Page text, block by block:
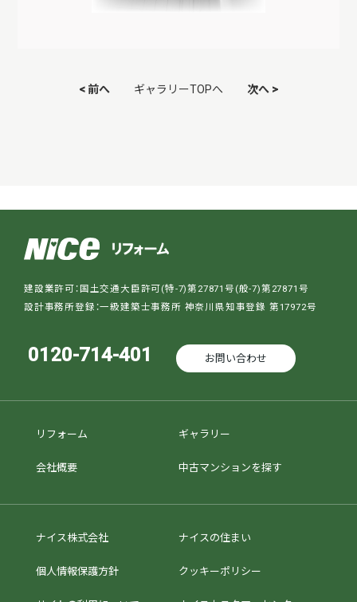
< 前へ ギャラリーTOPへ 次へ >
建設業許可：国土交通大臣許可(特-7)第27871号(般-7)第27871号
設計事務所登録：一級建築士事務所 神奈川県知事登錄 第17972号
0120-714-401 お問い合わせ
リフォーム ギャラリー
会社概要 中古マンションを探す
ナイス株式会社 ナイスの住まい
個人情報保護方針 クッキーポリシー